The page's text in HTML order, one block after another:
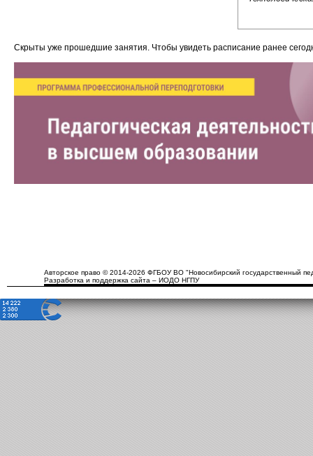
Скрыты уже прошедшие занятия. Чтобы увидеть расписание ранее
Авторское право © 2014-2026 ФГБОУ ВО "Новосибирский государственный
Разработка и поддержка сайта – ИОДО НГПУ